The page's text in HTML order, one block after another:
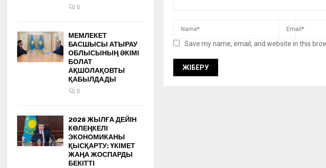
Save my name, email, and website in this
0
МЕМЛЕКЕТ
БАСШЫСЫ АТЫРАУ
ОБЛЫСЫНЫҢ ӘКІМІ
БОЛАТ
АҚШОЛАҚОВТЫ
ҚАБЫЛДАДЫ
0
2028 ЖЫЛҒА ДЕЙІН
КӨЛЕҢКЕЛІ
ЭКОНОМИКАНЫ
ҚЫСҚАРТУ: ҮКІМЕТ
ЖАҢА ЖОСПАРДЫ
БЕКІТТІ